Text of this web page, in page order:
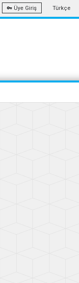
Üye Giriş Türkçe